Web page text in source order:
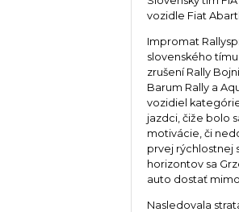
vozidle Fiat
Impromat
slovenského
zrušení Rally
Barum Rally a
vozidiel
jazdci, čiže bolo
motivácie, či
prvej rýchlostnej
horizontov sa
auto dostať
Nasledovala